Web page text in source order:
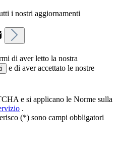
i nostri aggiornamenti
di aver letto la nostra
e di aver accettato le nostre
e si applicano le Norme sulla
.
(*) sono campi obbligatori